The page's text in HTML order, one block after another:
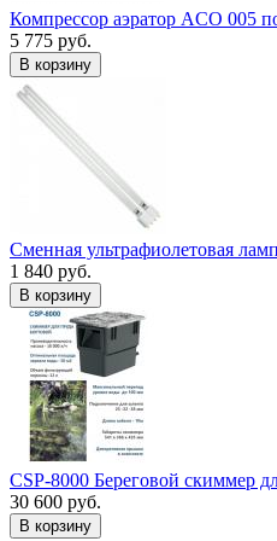
Компрессор аэратор ACO 005
5 775 руб.
В корзину
Сменная ультрафиолетовая
1 840 руб.
В корзину
CSP-8000 Береговой скиммер
30 600 руб.
В корзину